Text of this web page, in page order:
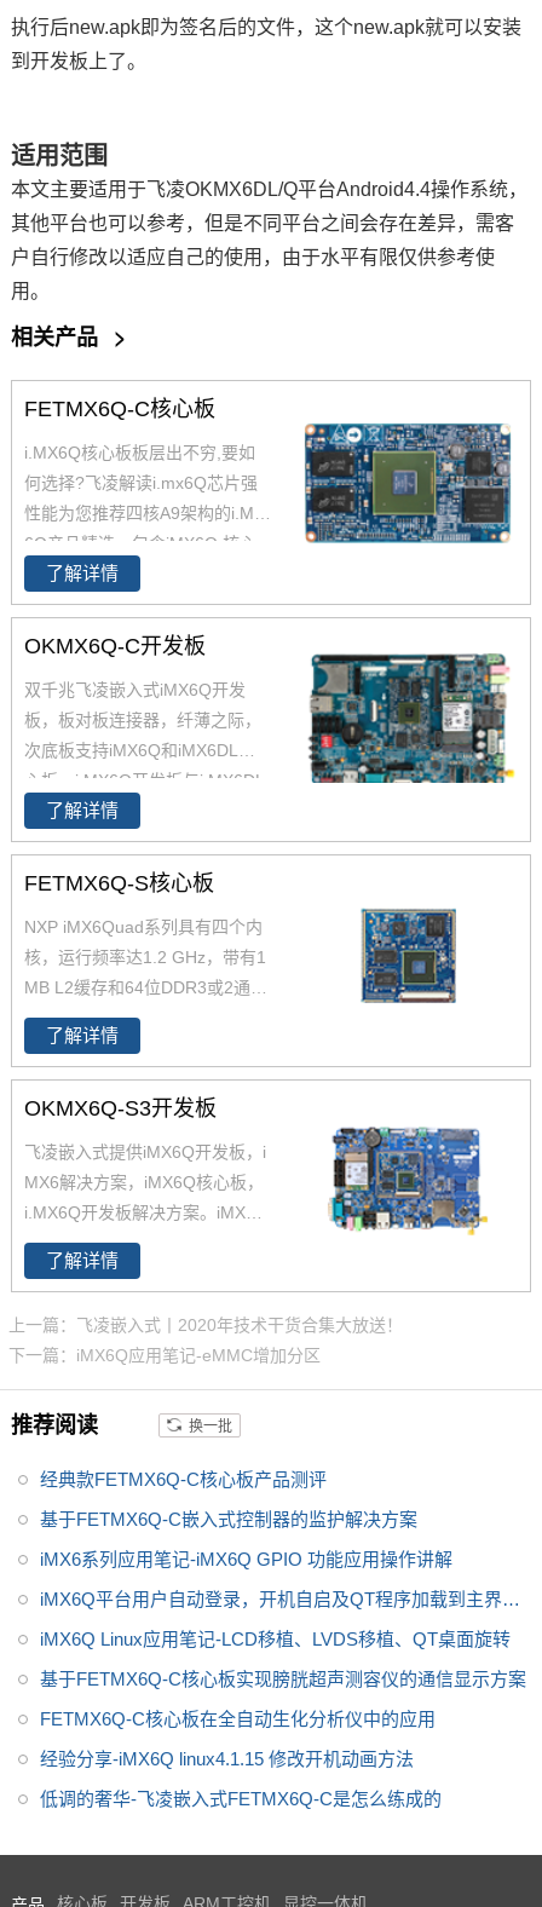
执行后new.apk即为签名后的文件，这个new.apk就可以安装
到开发板上了。
适用范围
本文主要适用于飞凌OKMX6DL/Q平台Android4.4操作系统，
其他平台也可以参考，但是不同平台之间会存在差异，需客
户自行修改以适应自己的使用 ，由于水平有限仅供参考使
用。
相关产品 >
FETMX6Q-C核心板
i.MX6Q核心板板层出不穷,要如
何选择?飞凌解读i.mx6Q芯片强
性能为您推荐四核A9架构的i.MX
6Q产品精选，包含iMX6Q 核心
板、i.MX6Q 核心板、iMX6Q工
业级核心板，欢迎采购。 i.MX6
Q核心板基于NXP（原Freescal
处理器设计，核心板小尺寸核心
板搭配独特的薄款连接器，让设
计随心所欲！
了解详情
OKMX6Q-C开发板
双千兆飞凌嵌入式iMX6Q开发
板，板对板连接器，纤薄之际，
次底板支持iMX6Q和iMX6DL核
心板。i.MX6Q开发板与i.MX6DL
开发板资源丰富，原理图、PC
B、软件资源、硬件资源下载，
技术支持等。欢迎选购
了解详情
FETMX6Q-S核心板
NXP iMX6Quad系列具有四个内
核，运行频率达1.2 GHz，带有1
MB L2缓存和64位DDR3或2通
道、32位LPDDR2支持。飞凌提
供商业级iMX6Q核心板,工业级iM
X6Q核心板,兼容一同底板。具有
抗震,抗氧化,抗干扰,更快速升级
发板,飞思卡尔imx6提供者,imx6
系列产品现已畅销全国,欢迎咨询!
了解详情
OKMX6Q-S3开发板
飞凌嵌入式提供iMX6Q开发板，i
MX6解决方案，iMX6Q核心板，
i.MX6Q开发板解决方案。iMX6Q
稳定、快速、性价比高，欢迎选
购 NXP iMX6系列芯片全支持，
了解详情
上一篇：飞凌嵌入式丨2020年技术干货合集大放送！
下一篇：iMX6Q应用笔记-eMMC增加分区
推荐阅读 换一批
经典款FETMX6Q-C核心板产品测评
基于FETMX6Q-C嵌入式控制器的监护解决方案
iMX6系列应用笔记-iMX6Q GPIO 功能应用操作讲解
iMX6Q平台用户自动登录，开机自启及QT程序加载到主界面
解决思路
iMX6Q Linux应用笔记-LCD移植、LVDS移植、QT桌面旋转
基于FETMX6Q-C核心板实现膀胱超声测容仪的通信显示方案
FETMX6Q-C核心板在全自动生化分析仪中的应用
经验分享-iMX6Q linux4.1.15 修改开机动画方法
低调的奢华-飞凌嵌入式FETMX6Q-C是怎么练成的